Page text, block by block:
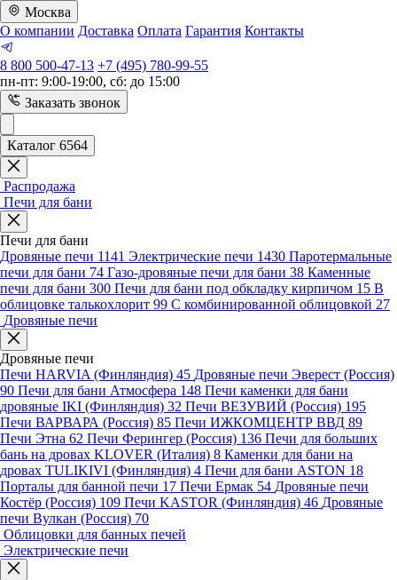
Москва
О компании Доставка Оплата Гарантия Контакты
8 800 500-47-13 +7 (495) 780-99-55
пн-пт: 9:00-19:00, сб: до 15:00
Заказать звонок
Каталог 6564
Распродажа
Печи для бани
Печи для бани
Дровяные печи 1141 Электрические печи 1430 Паротермальные
печи для бани 74 Газо-дровяные печи для бани 38 Каменные
печи для бани 300 Печи для бани под обкладку кирпичом 15 В
облицовке талькохлорит 99 С комбинированной облицовкой 27
Дровяные печи
Дровяные печи
Печи HARVIA (Финляндия) 45 Дровяные печи Эверест (Россия)
90 Печи для бани Атмосфера 148 Печи каменки для бани
дровяные IKI (Финляндия) 32 Печи ВЕЗУВИЙ (Россия) 195
Печи ВАРВАРА (Россия) 85 Печи ИЖКОМЦЕНТР ВВД 89
Печи Этна 62 Печи Ферингер (Россия) 136 Печи для больших
бань на дровах KLOVER (Италия) 8 Каменки для бани на
дровах TULIKIVI (Финляндия) 4 Печи для бани ASTON 18
Порталы для банной печи 17 Печи Ермак 54 Дровяные печи
Костёр (Россия) 109 Печи KASTOR (Финляндия) 46 Дровяные
печи Вулкан (Россия) 70
Облицовки для банных печей
Электрические печи